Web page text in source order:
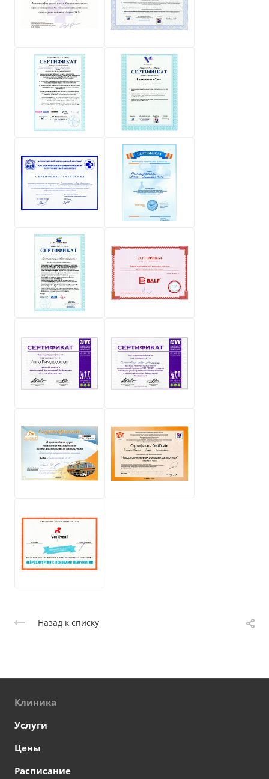
Назад к списку
Клиника
Услуги
Цены
Расписание